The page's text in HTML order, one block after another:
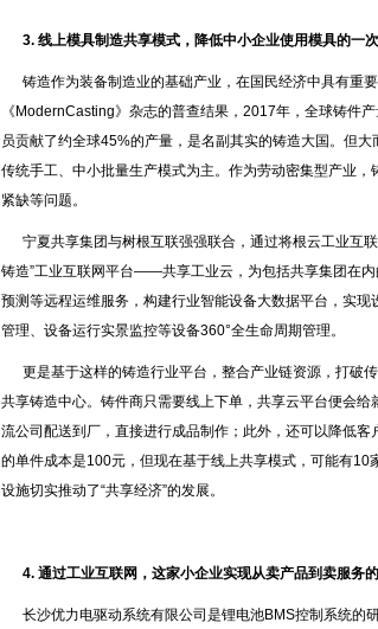
3. 线上模具制造共享模式， 降低中小企业使用模具的一
铸造作为装备制造业的基础产业，在国民经济中具有重
《ModernCasting》杂志的普查结果，2017年，全球铸件
员贡献了约全球45%的产量，是名副其实的铸造大国。但
传统手工、中小批量生产模式为主。作为劳动密集型产业
紧缺等问题。
宁夏共享集团与树根互联强强联合，通过将根云工业互
铸造”工业互联网平台——共享工业云，为包括共享集团在
预测等远程运维服务，构建行业智能设备大数据平台，实
管理、设备运行实景监控等设备360°全生命周期管理。
更是基于这样的铸造行业平台，整合产业链资源，打破
共享铸造中心。铸件商只需要线上下单，共享云平台便会
流公司配送到厂，直接进行成品制作；此外，还可以降低
的单件成本是100元，但现在基于线上共享模式，可能有
设施切实推动了“共享经济”的发展。
4. 通过工业互联网，这家小企业实现从卖产品到卖服务的
长沙优力电驱动系统有限公司是锂电池BMS控制系统的